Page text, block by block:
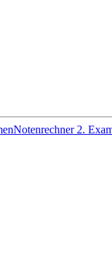
Notenrechner 2.